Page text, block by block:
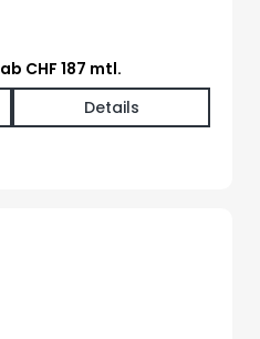
ab CHF 187 mtl.
Details